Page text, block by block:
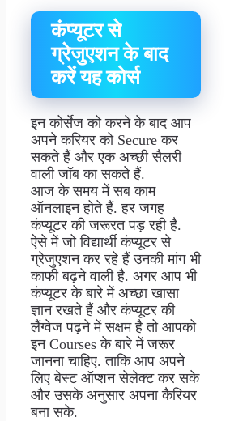
कंप्यूटर से
ग्रेजुएशन के बाद
करें यह कोर्स
इन कोर्सेज को करने के बाद आप
अपने करियर को Secure कर
सकते हैं और एक अच्छी सैलरी
वाली जॉब का सकते हैं.
आज के समय में सब काम
ऑनलाइन होते हैं. हर जगह
कंप्यूटर की जरूरत पड़ रही है.
ऐसे में जो विद्यार्थी कंप्यूटर से
ग्रेजुएशन कर रहे हैं उनकी मांग भी
काफी बढ़ने वाली है. अगर आप भी
कंप्यूटर के बारे में अच्छा खासा
ज्ञान रखते हैं और कंप्यूटर की
लैंग्वेज पढ़ने में सक्षम है तो आपको
इन Courses के बारे में जरूर
जानना चाहिए. ताकि आप अपने
लिए बेस्ट ऑप्शन सेलेक्ट कर सके
और उसके अनुसार अपना कैरियर
बना सके.